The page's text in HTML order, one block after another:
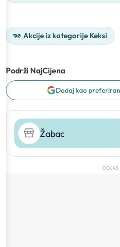
Akcije iz kategorije Keksi
Podrži NajCijena
Dodaj kao
Žabac
OGLAS